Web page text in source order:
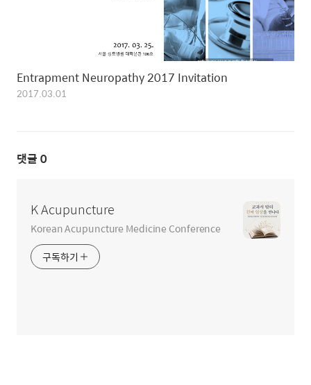
Entrapment Neuropathy 2017 Invitation
2017.03.01
댓글 0
K Acupuncture
Korean Acupuncture Medicine Conference
구독하기